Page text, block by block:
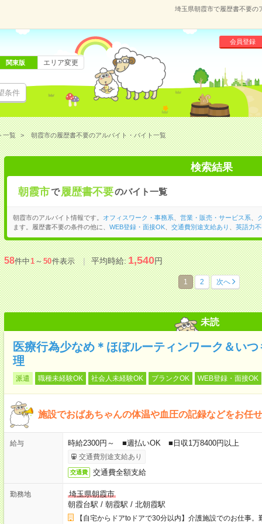
埼玉県朝霞市で履歴書不要の
条件
会員登録
関東版 エリア変更
一覧 朝霞市の履歴書不要のアルバイト・バイト一覧
検索結果
朝霞市で 履歴書不要のバイト一覧
朝霞市のアルバイト情報です。 オフィスワーク・事務系 営業・販売・サービス系
ます。履歴書不要の条件の他に、 WEB登録・面接OK、 交通費別途支給あり 英語力
58件中1～50件表示 平均時給:1,540円
1 2 次へ
未読
医療行為少なめ＊ほぼルーティンワーク＆い
理
派遣 職種未経験OK 社会人未経験OK ブランクOK WEB登録・面接OK
施設でおばあちゃんの体温や血圧の記録などをお任
給与 時給2300円～ ■週払いOK ■日収1万8400円以上
交通費別途支給あり
交通費 交通費全額支給
勤務地
埼玉県朝霞市
朝霞台駅 / 朝霞駅 / 北朝霞駅
【自宅からドアtoドアで30分以内】介護施設でのお仕事。